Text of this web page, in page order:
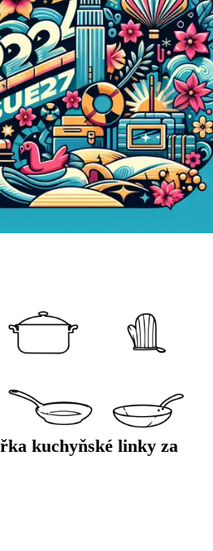
kuchyňské linky za